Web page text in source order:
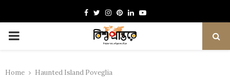
Facebook
TwitterInstagram
Pinterest
LinkedinYoutube
PRIMARY
Home Haunted Island Poveglia